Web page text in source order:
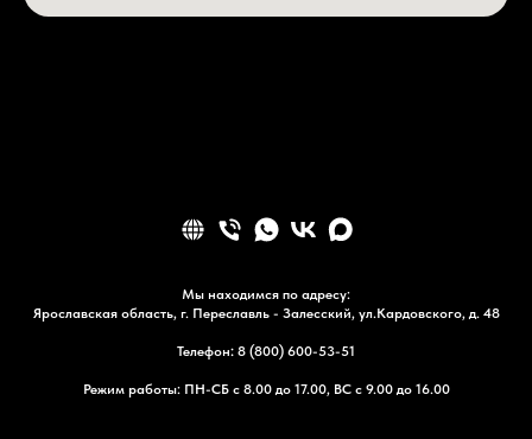
Мы находимся по адресу:
Ярославская область, г. Переславль - Залесский, ул.Кардовского, д. 48
Телефон: 8 (800) 600-53-51
Режим работы: ПН-СБ с 8.00 до 17.00, ВС с 9.00 до 16.00